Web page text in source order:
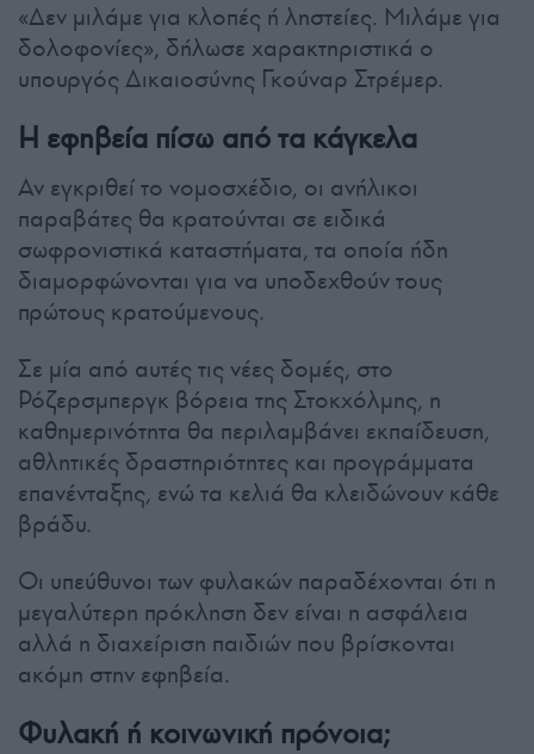
«Δεν μιλάμε για κλοπές ή ληστείες. Μιλάμε για
δολοφονίες», δήλωσε χαρακτηριστικά ο
υπουργός Δικαιοσύνης Γκούναρ Στρέμερ.
Η εφηβεία πίσω από τα κάγκελα
Αν εγκριθεί το νομοσχέδιο, οι ανήλικοι
παραβάτες θα κρατούνται σε ειδικά
σωφρονιστικά καταστήματα, τα οποία ήδη
διαμορφώνονται για να υποδεχθούν τους
πρώτους κρατούμενους.
Σε μία από αυτές τις νέες δομές, στο
Ρόζερσμπεργκ βόρεια της Στοκχόλμης, η
καθημερινότητα θα περιλαμβάνει εκπαίδευση,
αθλητικές δραστηριότητες και προγράμματα
επανένταξης, ενώ τα κελιά θα κλειδώνουν κάθε
βράδυ.
Οι υπεύθυνοι των φυλακών παραδέχονται ότι η
μεγαλύτερη πρόκληση δεν είναι η ασφάλεια
αλλά η διαχείριση παιδιών που βρίσκονται
ακόμη στην εφηβεία.
Φυλακή ή κοινωνική πρόνοια;